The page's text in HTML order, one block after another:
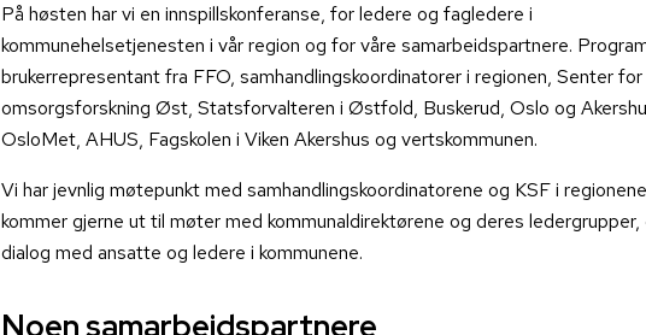
På høsten har vi en innspillskonferanse, for ledere og fagledere i
kommunehelsetjenesten i vår region og for våre samarbeidspartnere.
brukerrepresentant fra FFO, samhandlingskoordinatorer i regionen, Senter for
omsorgsforskning Øst, Statsforvalteren i Østfold, Buskerud, Oslo og
OsloMet, AHUS, Fagskolen i Viken Akershus og vertskommunen.
Vi har jevnlig møtepunkt med samhandlingskoordinatorene og KSF i
kommer gjerne ut til møter med kommunaldirektørene og deres ledergrupper,
dialog med ansatte og ledere i kommunene.
Noen samarbeidspartnere